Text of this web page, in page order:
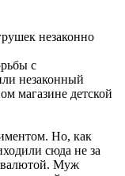
с
незаконный
магазине детской
Но, как
сюда не за
валютой. Муж